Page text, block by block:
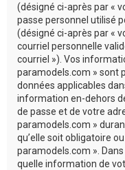
(désigné ci-après par «
passe personnel utilisé
(désigné ci-après par «
courriel personnelle
courriel »). Vos
paramodels.com » sont
données applicables
information en-dehors
de passe et de votre
paramodels.com »
qu’elle soit obligatoire
paramodels.com ».
quelle information de